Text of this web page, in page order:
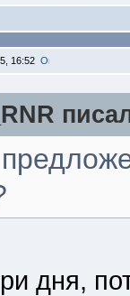
16:52
дня,